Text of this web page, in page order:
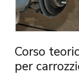
Corso
per